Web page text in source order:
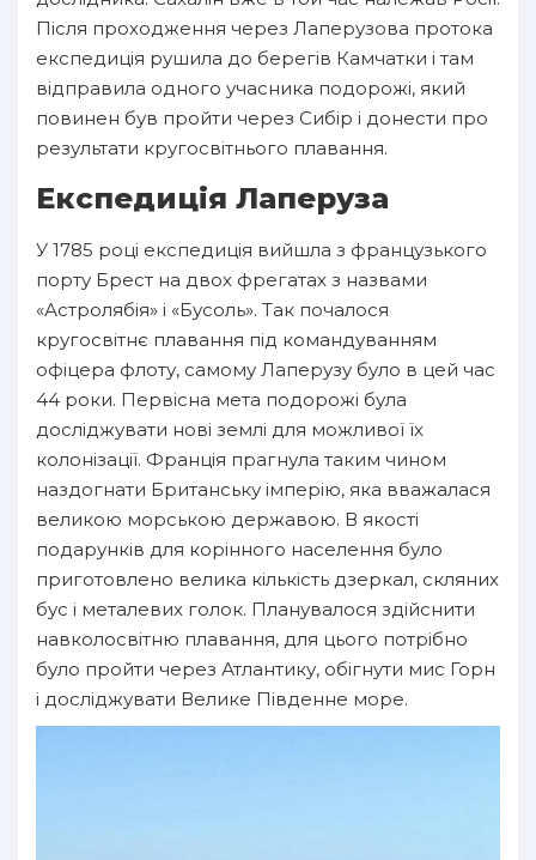
Після проходження через Лаперузова протока
експедиція рушила до берегів Камчатки і там
відправила одного учасника подорожі, який
повинен був пройти через Сибір і донести про
результати кругосвітнього плавання.
Експедиція Лаперуза
У 1785 році експедиція вийшла з французького
порту Брест на двох фрегатах з назвами
«Астролябія» і «Бусоль». Так почалося
кругосвітнє плавання під командуванням
офіцера флоту, самому Лаперузу було в цей час
44 роки. Первісна мета подорожі була
досліджувати нові землі для можливої їх
колонізації. Франція прагнула таким чином
наздогнати Британську імперію, яка вважалася
великою морською державою. В якості
подарунків для корінного населення було
приготовлено велика кількість дзеркал, скляних
бус і металевих голок. Планувалося здійснити
навколосвітню плавання, для цього потрібно
було пройти через Атлантику, обігнути мис Горн
і досліджувати Велике Південне море.